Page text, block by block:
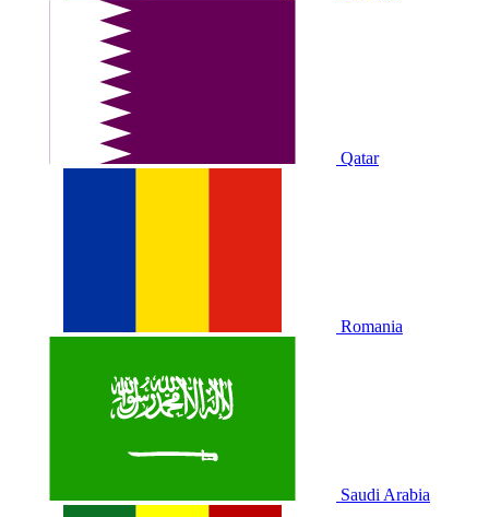
Qatar
Romania
Saudi Arabia